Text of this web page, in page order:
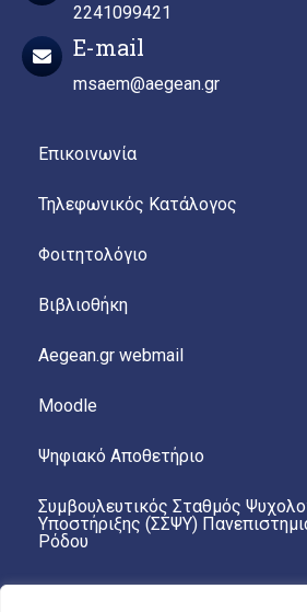
2241099421
E-mail
msaem@aegean.gr
Επικοινωνία
Τηλεφωνικός Κατάλογος
Φοιτητολόγιο
Βιβλιοθήκη
Aegean.gr webmail
Moodle
Ψηφιακό Αποθετήριο
Συμβουλευτικός Σταθμός
Υποστήριξης (ΣΣΨΥ)
Ρόδου